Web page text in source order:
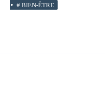
# BIEN-ÊTRE